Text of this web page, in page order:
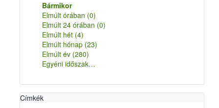
Bármikor
Elmúlt órában (0)
Elmúlt 24 órában (0)
Elmúlt hét (4)
Elmúlt hónap (23)
Elmúlt év (280)
Egyéni időszak…
Címkék